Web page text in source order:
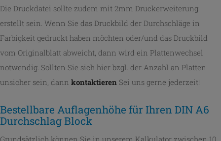
Die Druckdatei sollte zudem mit 2mm Druckerweiterung
erstellt sein. Wenn Sie das Druckbild der Durchschläge in
Farbigkeit gedruckt haben möchten oder/und das Druckbild
vom Originalblatt abweicht, dann wird ein Plattenwechsel
notwendig. Sollten Sie sich hier bzgl. der Anzahl an Platten
unsicher sein, dann kontaktieren Sei uns gerne jederzeit!
Bestellbare Auflagenhöhe für Ihren DIN A6
Durchschlag Block
Grundsätzlich können Sie in unserem Kalkulator zwischen 10